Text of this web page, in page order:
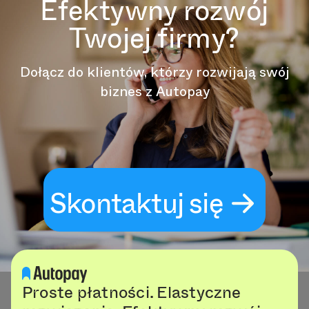
Efektywny rozwój
Twojej firmy?
Dołącz do klientów, którzy rozwijają swój
biznes z Autopay
Skontaktuj się
Proste płatności. Elastyczne